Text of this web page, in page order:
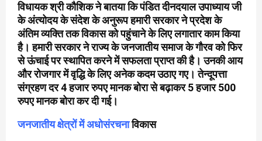
विधायक श्री कौशिक ने बातया कि पंडित दीनदयाल उपाध्याय जी
के अंत्योदय के संदेश के अनुरूप हमारी सरकार ने प्रदेश के
अंतिम व्यक्ति तक विकास को पहुंचाने के लिए लगातार काम किया
है। हमारी सरकार ने राज्य के जनजातीय समाज के गौरव को फिर
से ऊंचाई पर स्थापित करने में सफलता प्राप्त की है। उनकी आय
और रोजगार में वृद्धि के लिए अनेक कदम उठाए गए। तेन्दूपत्ता
संग्रहण दर 4 हजार रुपए मानक बोरा से बढ़ाकर 5 हजार 500
रुपए मानक बोरा कर दी गई।
जनजातीय क्षेत्रों में अधोसंरचनाविकास